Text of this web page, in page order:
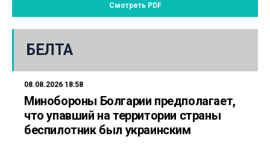
Смотреть PDF
БЕЛТА
08.08.2026 18:58
Минобороны Болгарии предполагает,
что упавший на территории страны
беспилотник был украинским